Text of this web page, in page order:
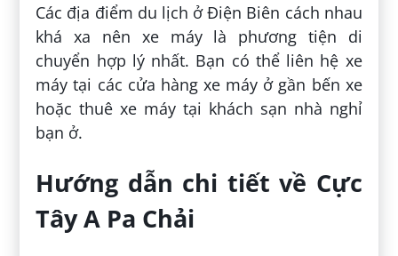
Các địa điểm du lịch ở Điện Biên cách nhau
khá xa nên xe máy là phương tiện di
chuyển hợp lý nhất. Bạn có thể liên hệ xe
máy tại các cửa hàng xe máy ở gần bến xe
hoặc thuê xe máy tại khách sạn nhà nghỉ
bạn ở.
Hướng dẫn chi tiết về Cực
Tây A Pa Chải